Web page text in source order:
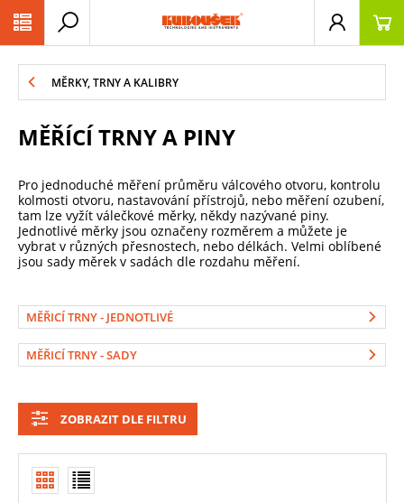
MĚRKY, TRNY A KALIBRY
MĚŘÍCÍ TRNY A PINY
Pro jednoduché měření průměru válcového otvoru, kontrolu
kolmosti otvoru, nastavování přístrojů, nebo měření ozubení,
tam lze vyžít válečkové měrky, někdy nazývané piny.
Jednotlivé měrky jsou označeny rozměrem a můžete je
vybrat v různých přesnostech, nebo délkách. Velmi oblíbené
jsou sady měrek v sadách dle rozdahu měření.
MĚŘICÍ TRNY - JEDNOTLIVÉ
MĚŘICÍ TRNY - SADY
ZOBRAZIT DLE FILTRU